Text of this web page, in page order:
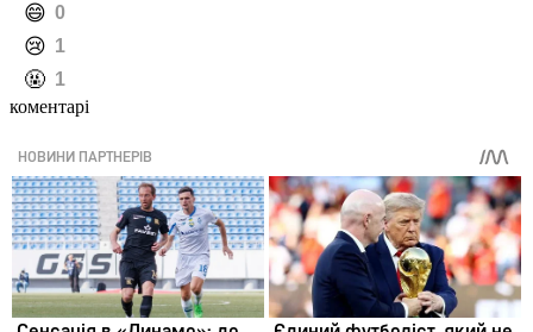
️😄 0
️😢 1
️🤬 1
коментарі